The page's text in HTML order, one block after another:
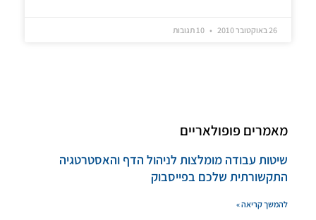
26 באוקטובר 2010
מאמרים פופולאריים
שיטות עבודה מומלצות לניהול הדף והאסטרטגיה
התקשורתית שלכם בפייסבוק
להמשך קריאה »